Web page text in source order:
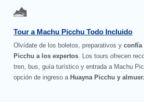
Tour a Machu Picchu Todo Incluido
Olvídate de los boletos, preparativos yconfía
Picchu a los expertos. Los tours ofrecen
tren, bus, guía turístico y entrada a Machu
opción de ingreso a Huayna Picchu y